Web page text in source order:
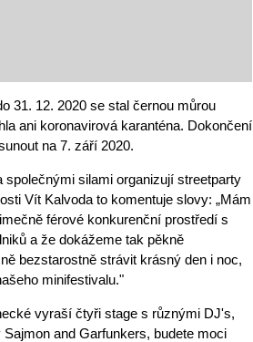
31. 12. 2020 se stal černou můrou
ani koronavirová karanténa. Dokončení
na 7. září 2020.
silami organizují streetparty
Vít Kalvoda to komentuje slovy: „Mám
férové konkurenční prostředí s
a že dokážeme tak pěkně
bezstarostně strávit krásný den i noc,
minifestivalu."
vyraší čtyři stage s různými DJ's,
and Garfunkers, budete moci